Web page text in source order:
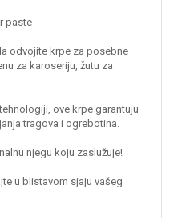
paste
odvojite krpe za posebne
za karoseriju, žutu za
ove krpe garantuju
tragova i ogrebotina.
njegu koju zaslužuje!
u blistavom sjaju vašeg